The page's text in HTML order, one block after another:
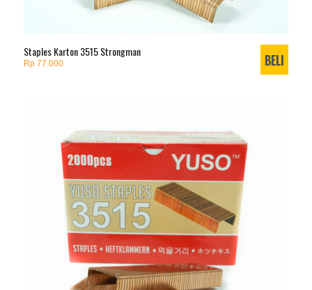
Staples Karton 3515 Strongman
Rp 77.000